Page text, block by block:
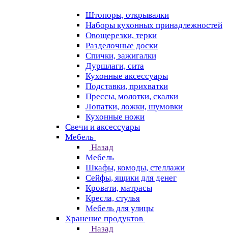
Штопоры, открывалки
Наборы кухонных принадлежностей
Овощерезки, терки
Разделочные доски
Спички, зажигалки
Дуршлаги, сита
Кухонные аксессуары
Подставки, прихватки
Прессы, молотки, скалки
Лопатки, ложки, шумовки
Кухонные ножи
Свечи и аксессуары
Мебель
Назад
Мебель
Шкафы, комоды, стеллажи
Сейфы, ящики для денег
Кровати, матрасы
Кресла, стулья
Мебель для улицы
Хранение продуктов
Назад